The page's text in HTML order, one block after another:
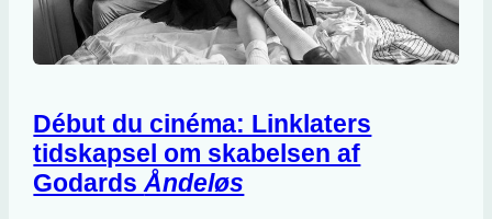
Début du cinéma: Linklaters
tidskapsel om skabelsen af
GodardsÅndeløs